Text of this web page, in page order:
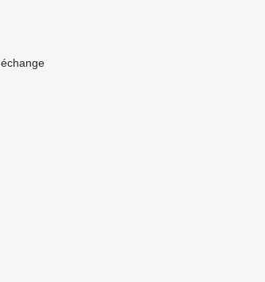
échange